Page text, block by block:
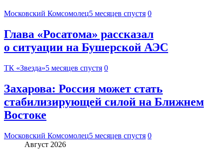
Московский Комсомолец5 месяцев спустя 0
Глава «Росатома» рассказал
о ситуации на Бушерской АЭС
ТК «Звезда»5 месяцев спустя 0
Захарова: Россия может стать
стабилизирующей силой на Ближнем
Востоке
Московский Комсомолец5 месяцев спустя 0
Август 2026